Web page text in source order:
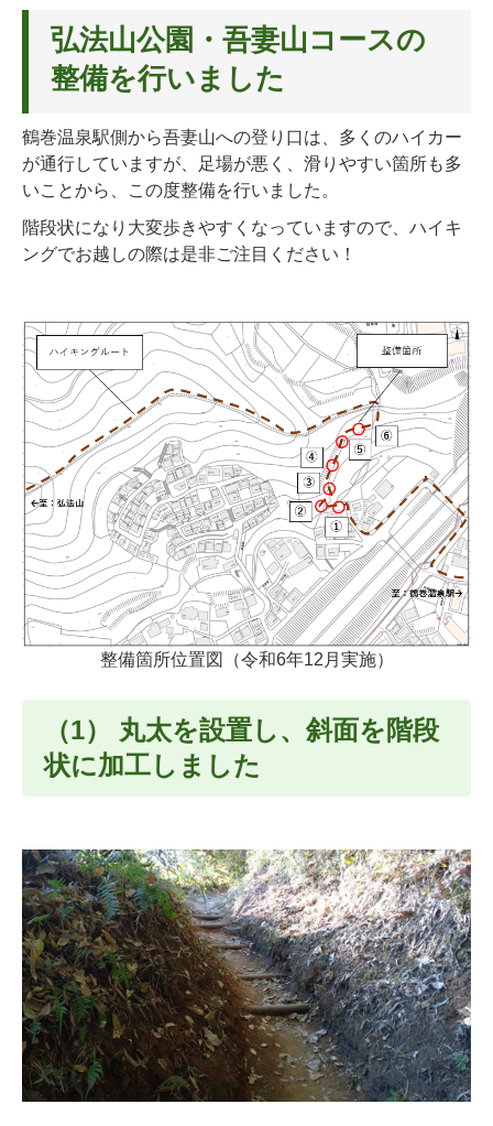
弘法山公園・吾妻山コースの
整備を行いました
鶴巻温泉駅側から吾妻山への登り口は、多くのハイカー
が通行していますが、足場が悪く、滑りやすい箇所も多
いことから、この度整備を行いました。
階段状になり大変歩きやすくなっていますので、ハイキ
ングでお越しの際は是非ご注目ください！
整備箇所位置図（令和6年12月実施）
（1） 丸太を設置し、斜面を階段
状に加工しました